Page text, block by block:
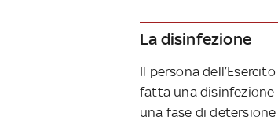
La disinfezione
Il persona
fatta una disinfezione
una fase di